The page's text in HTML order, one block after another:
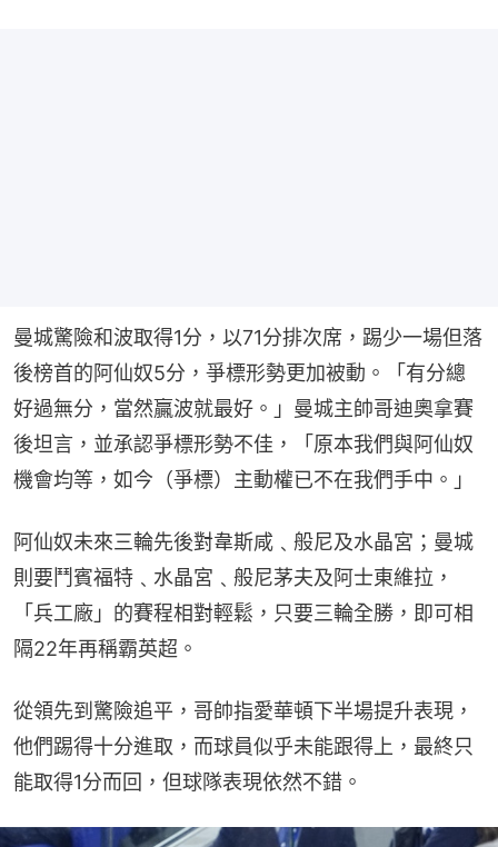
曼城驚險和波取得1分，以71分排次席，踢少一場但落
後榜首的阿仙奴5分，爭標形勢更加被動。「有分總
好過無分，當然贏波就最好。」曼城主帥哥迪奧拿賽
後坦言，並承認爭標形勢不佳，「原本我們與阿仙奴
機會均等，如今（爭標）主動權已不在我們手中。」
阿仙奴未來三輪先後對韋斯咸﹑般尼及水晶宮；曼城
則要鬥賓福特﹑水晶宮﹑般尼茅夫及阿士東維拉，
「兵工廠」的賽程相對輕鬆，只要三輪全勝，即可相
隔22年再稱霸英超。
從領先到驚險追平，哥帥指愛華頓下半場提升表現，
他們踢得十分進取，而球員似乎未能跟得上，最終只
能取得1分而回，但球隊表現依然不錯。